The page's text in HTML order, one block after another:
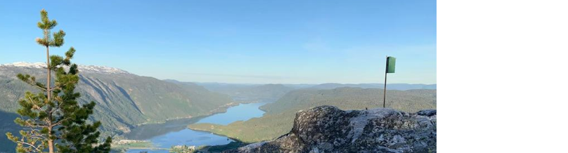
i det flott og mytiske landskapet i
Flatdal, og opplev panoramautsikt over
Flatdal.